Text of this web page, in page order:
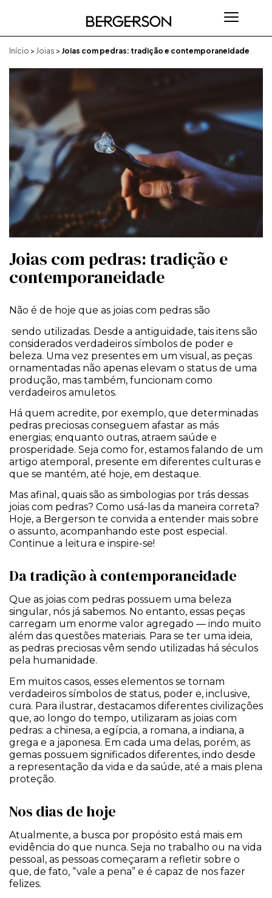
Início > Joias > Joias com pedras: tradição e contemporaneidade
Joias com pedras: tradição e
contemporaneidade
Não é de hoje que as joias com pedras são
sendo utilizadas. Desde a antiguidade, tais itens são
considerados verdadeiros símbolos de poder e
beleza. Uma vez presentes em um visual, as peças
ornamentadas não apenas elevam o status de uma
produção, mas também, funcionam como
verdadeiros amuletos.
Há quem acredite, por exemplo, que determinadas
pedras preciosas conseguem afastar as más
energias; enquanto outras, atraem saúde e
prosperidade. Seja como for, estamos falando de um
artigo atemporal, presente em diferentes culturas e
que se mantém, até hoje, em destaque.
Mas afinal, quais são as simbologias por trás dessas
joias com pedras? Como usá-las da maneira correta?
Hoje, a Bergerson te convida a entender mais sobre
o assunto, acompanhando este post especial.
Continue a leitura e inspire-se!
Da tradição à contemporaneidade
Que as joias com pedras possuem uma beleza
singular, nós já sabemos. No entanto, essas peças
carregam um enorme valor agregado — indo muito
além das questões materiais. Para se ter uma ideia,
as pedras preciosas vêm sendo utilizadas há séculos
pela humanidade.
Em muitos casos, esses elementos se tornam
verdadeiros símbolos de status, poder e, inclusive,
cura. Para ilustrar, destacamos diferentes civilizações
que, ao longo do tempo, utilizaram as joias com
pedras: a chinesa, a egípcia, a romana, a indiana, a
grega e a japonesa. Em cada uma delas, porém, as
gemas possuem significados diferentes, indo desde
a representação da vida e da saúde, até a mais plena
proteção.
Nos dias de hoje
Atualmente, a busca por propósito está mais em
evidência do que nunca. Seja no trabalho ou na vida
pessoal, as pessoas começaram a refletir sobre o
que, de fato, “vale a pena” e é capaz de nos fazer
felizes.